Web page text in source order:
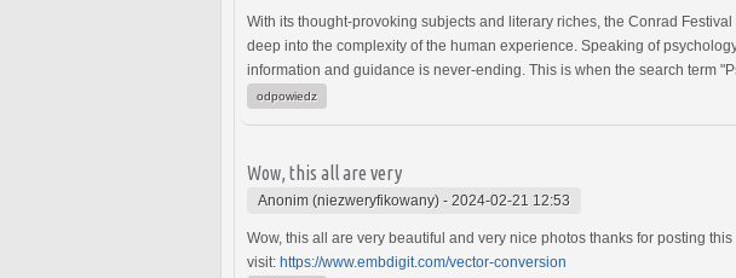
With its thought-provoking subjects and literary riches, the Conrad
deep into the complexity of the human experience. Speaking of
information and guidance is never-ending. This is when the search term
odpowiedz
Wow, this all are very
Anonim (niezweryfikowany) - 2024-02-21 12:53
Wow, this all are very beautiful and very nice photos thanks for posting
visit: https://www.embdigit.com/vector-conversion